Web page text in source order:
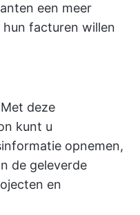
een meer
facturen willen
deze
kunt u
opnemen,
de geleverde
en